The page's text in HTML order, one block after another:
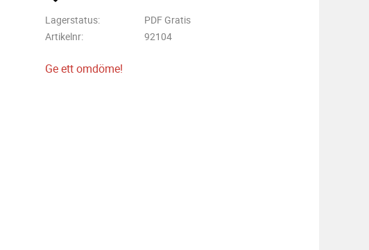
Lagerstatus
PDF Gratis
Artikelnr
92104
Ge ett omdöme!